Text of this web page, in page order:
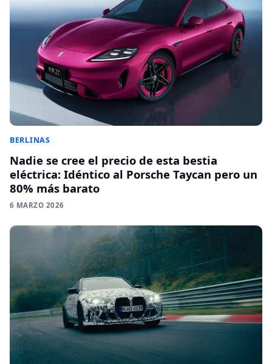
BERLINAS
Nadie se cree el precio de esta bestia
eléctrica: Idéntico al Porsche Taycan pero un
80% más barato
6 MARZO 2026